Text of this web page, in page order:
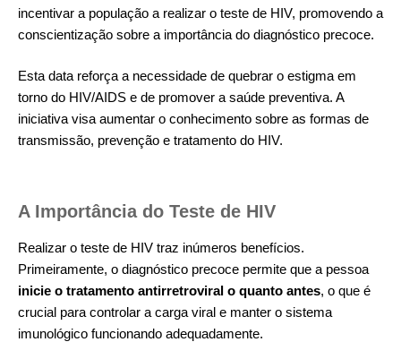
incentivar a população a realizar o teste de HIV, promovendo a
conscientização sobre a importância do diagnóstico precoce.
Esta data reforça a necessidade de quebrar o estigma em
torno do HIV/AIDS e de promover a saúde preventiva. A
iniciativa visa aumentar o conhecimento sobre as formas de
transmissão, prevenção e tratamento do HIV.
A Importância do Teste de HIV
Realizar o teste de HIV traz inúmeros benefícios.
Primeiramente, o diagnóstico precoce permite que a pessoa
inicie o tratamento antirretroviral o quanto antes, o que é
crucial para controlar a carga viral e manter o sistema
imunológico funcionando adequadamente.